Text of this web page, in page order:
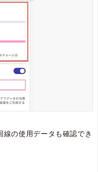
の使用データも確認でき